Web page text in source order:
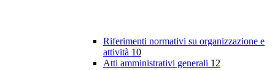
Riferimenti normativi su organizzazione e
attività 10
Atti amministrativi generali 12